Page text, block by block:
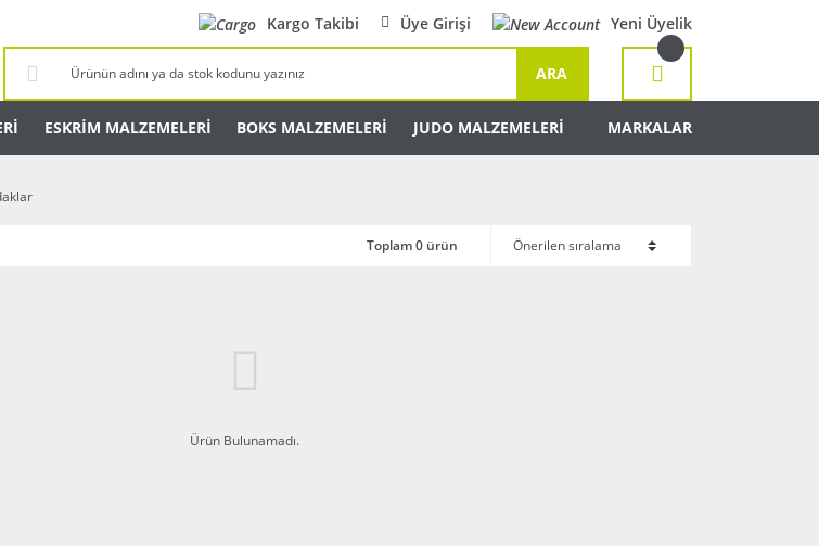
Kargo Takibi Üye Girişi Yeni Üyelik
ARA
ESKRİM MALZEMELERİ BOKS MALZEMELERİ JUDO MALZEMELERİ MARKALAR
Toplam 0 ürün
Ürün Bulunamadı.